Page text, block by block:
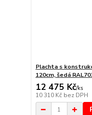
Plachta s
120cm, šedá
12 475 Kč/ks
10 310 Kč bez DPH